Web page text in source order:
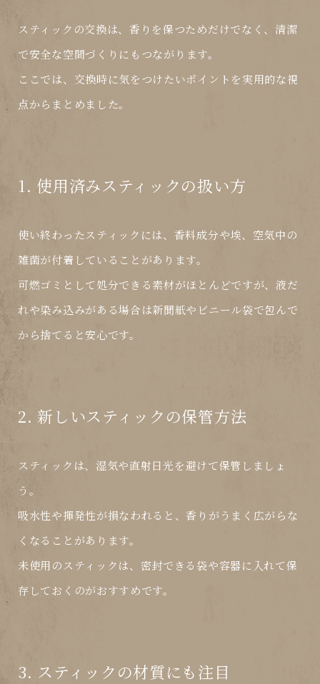
スティックの交換は、香りを保つためだけでなく、 清潔
で安全な空間づくり にもつながります。
ここでは、交換時に気をつけたいポイントを実用的な視
点からまとめました。
1. 使用済みスティックの扱い方
使い終わったスティックには、香料成分や埃、空気中の
雑菌が付着していることがあります。
可燃ゴミとして処分できる素材がほとんどですが、液だ
れや染み込みがある場合は新聞紙やビニール袋で包んで
から捨てると安心です。
2. 新しいスティックの保管方法
スティックは、 湿気や直射日光を避けて保管 しましょ
う。
吸水性や揮発性が損なわれると、香りがうまく広がらな
くなることがあります。
未使用のスティックは、密封できる袋や容器に入れて保
存しておくのがおすすめです。
3. スティックの材質にも注目